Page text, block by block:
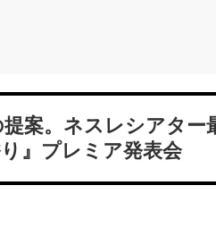
案。ネスレシアター
』プレミア発表会